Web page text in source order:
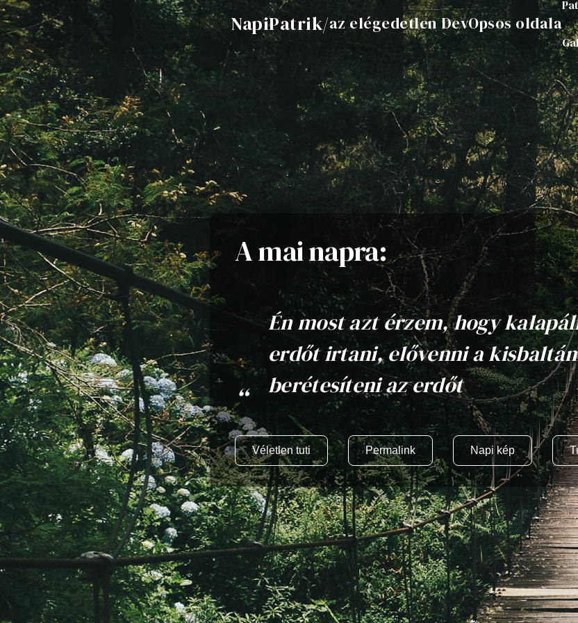
NapiPatrik/az elégedetlen DevOpsos oldala
A mai napra:
Én most azt érzem, hogy
erdőt irtani, elővenni a
berétesíteni az erdőt
Véletlen tuti Permalink Napi kép